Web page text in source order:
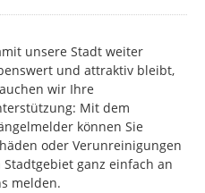
unsere Stadt weiter
und attraktiv bleibt,
wir Ihre
Mit dem
können Sie
oder Verunreinigungen
Stadtgebiet ganz einfach an
melden.